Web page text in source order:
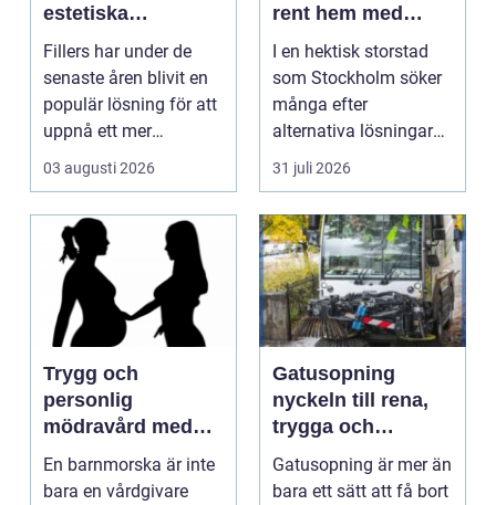
estetiska
behandlingar
Fillers har under de
senaste åren blivit en
populär lösning för att
uppnå ett mer
ungdomligt och frä...
03 augusti 2026
rent hem med
perfekt glans
I en hektisk storstad
som Stockholm söker
många efter
alternativa lösningar
för...
31 juli 2026
Trygg och
personlig
mödravård med
barnmorska i
malmö
En barnmorska är inte
bara en vårdgivare
Gatusopning
nyckeln till rena,
trygga och
hållbara
stadsmiljöer
Gatusopning är mer än
bara ett sätt att få bort